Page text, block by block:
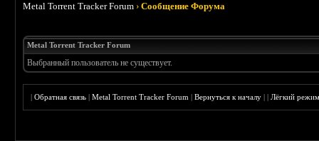
Metal Torrent Tracker Forum ›Сообщение Форума
Metal Torrent Tracker Forum
Выбранный пользователь не существует.
|Обратная связь |Metal Torrent Tracker Forum |Вернуться к началу ||Лёгкий